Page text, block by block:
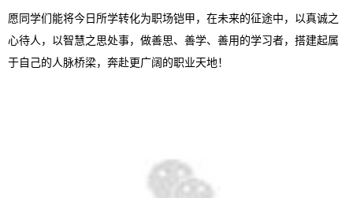
愿同学们能将今日所学转化为职场铠甲，在未来的征途中，以真诚之
心待人，以智慧之思处事，做善思、善学、善用的学习者，搭建起属
于自己的人脉桥梁，奔赴更广阔的职业天地！